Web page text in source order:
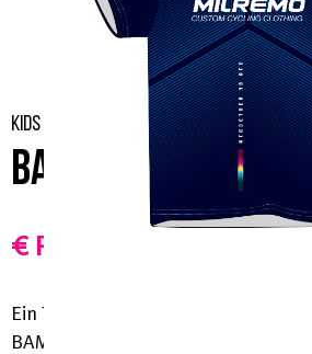
KIDS
BAMBINO JERSEY
€ Preis auf Anfrage
Ein Trikot für die Kleinsten unter
BAMBINO-Trikot wurde entwickelt,